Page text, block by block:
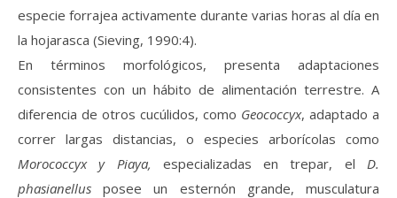
especie forrajea activamente durante varias horas al día en
la hojarasca (Sieving, 1990:4).
En términos morfológicos, presenta adaptaciones
consistentes con un hábito de alimentación terrestre. A
diferencia de otros cucúlidos, como Geococcyx, adaptado a
correr largas distancias, o especies arborícolas como
Morococcyx y Piaya, especializadas en trepar, el D.
phasianellus posee un esternón grande, musculatura